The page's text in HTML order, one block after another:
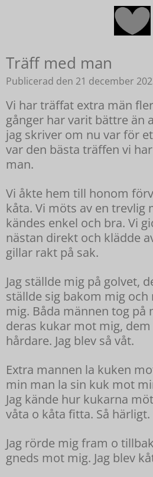
Träff med man
Publicerad den 21 december
Vi har träffat extra män
gånger har varit bättre än
jag skriver om nu var för
var den bästa träffen vi
man.
Vi åkte hem till honom
kåta. Vi möts av en trevlig
kändes enkel och bra. Vi
nästan direkt och klädde
gillar rakt på sak.
Jag ställde mig på golvet,
ställde sig bakom mig
mig. Båda männen tog på
deras kukar mot mig,
hårdare. Jag blev så våt.
Extra mannen la kuken
min man la sin kuk mot
Jag kände hur kukarna
våta o kåta fitta. Så härligt.
Jag rörde mig fram o
gneds mot mig. Jag blev